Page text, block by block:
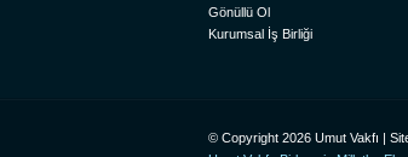
Gönüllü Ol
Kurumsal İş Birliği
© Copyright 2026 Umut Vakfı |